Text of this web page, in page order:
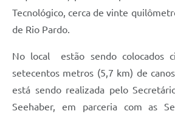
Tecnológico, cerca de vinte
de Rio Pardo.
No local estão sendo colocados
setecentos metros (5,7 km) de
está sendo realizada pelo
Seehaber, em parceria com as